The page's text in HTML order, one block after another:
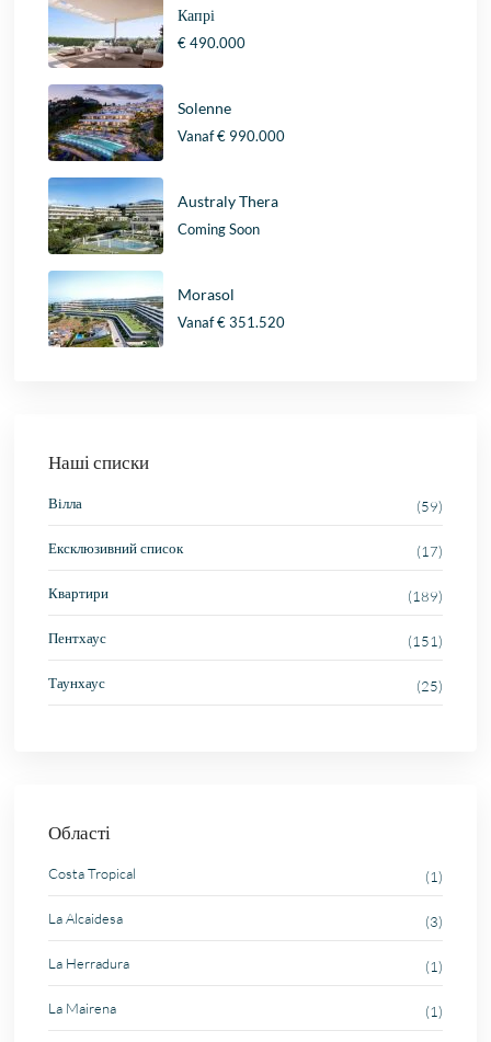
Капрі
€ 490.000
Solenne
Vanaf€ 990.000
Australy Thera
Coming Soon
Morasol
Vanaf€ 351.520
Наші списки
Вілла (59)
Ексклюзивний список (17)
Квартири (189)
Пентхаус (151)
Таунхаус (25)
Області
Costa Tropical (1)
La Alcaidesa (3)
La Herradura (1)
La Mairena (1)